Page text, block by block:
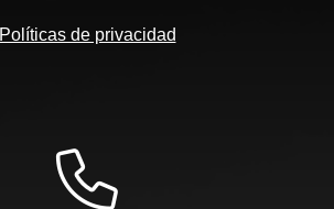
Políticas de privacidad